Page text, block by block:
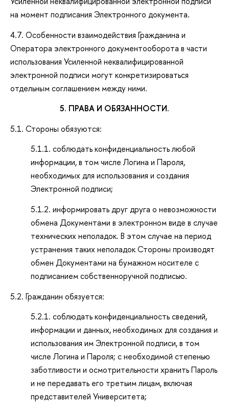
на момент подписания Электронного документа.
4.7. Особенности взаимодействия Гражданина и
Оператора электронного документооборота в части
использования Усиленной неквалифицированной
электронной подписи могут конкретизироваться
отдельным соглашением между ними.
5. ПРАВА И ОБЯЗАННОСТИ.
5.1. Стороны обязуются:
5.1.1. соблюдать конфиденциальность любой
информации, в том числе Логина и Пароля,
необходимых для использования и создания
Электронной подписи;
5.1.2. информировать друг друга о невозможности
обмена Документами в электронном виде в случае
технических неполадок. В этом случае на период
устранения таких неполадок Стороны производят
обмен Документами на бумажном носителе с
подписанием собственноручной подписью.
5.2. Гражданин обязуется:
5.2.1. соблюдать конфиденциальность сведений,
информации и данных, необходимых для создания и
использования им Электронной подписи, в том
числе Логина и Пароля; с необходимой степенью
заботливости и осмотрительности хранить Пароль
и не передавать его третьим лицам, включая
представителей Университета;